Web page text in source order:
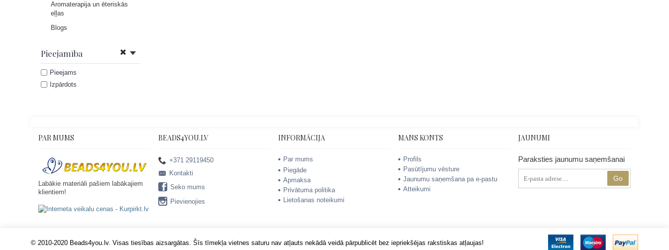
Aromaterapija un ēteriskās
eļļas
Blogs
Pieejamība
Pieejams
Izpārdots
PAR MUMS
Labākie materiāli pašiem labākajiem
klientiem!
BEADS4YOU.LV
+371 29119450
Kontakti
Seko mums
Pievienojies
INFORMĀCIJA
Par mums
Piegāde
Apmaksa
Privātuma politika
Lietošanas noteikumi
MANS KONTS
Profils
Pasūtījumu vēsture
Jaunumu saņemšana pa e-pastu
Atteikumi
JAUNUMI
Paraksties jaunumu saņemšanai
Go
© 2010-2020 Beads4you.lv. Visas tiesības aizsargātas. Šīs tīmekļa vietnes saturu nav atļauts nekādā veidā pārpublicēt bez iepriekšējas rakstiskas atļaujas!